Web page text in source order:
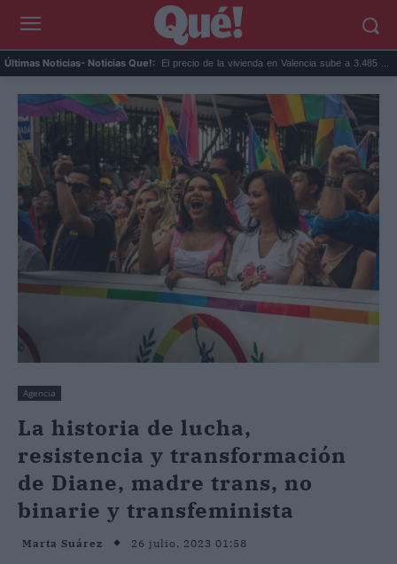
Últimas Noticias- Noticias Que!:
que a... El precio de la vivienda en Valencia sube a 3.485 ... Precio de
Agencia
La historia de lucha,
resistencia y transformación
de Diane, madre trans, no
binarie y transfeminista
Marta Suárez 26 julio, 2023 01:58